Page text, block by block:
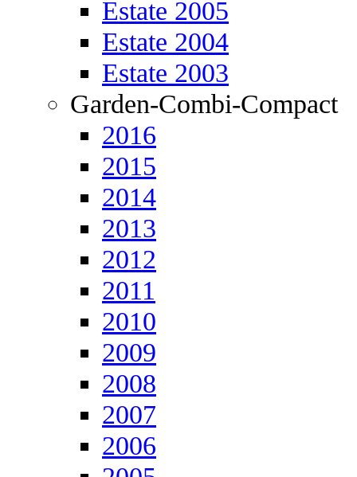
Estate 2005
Estate 2004
Estate 2003
Garden-Combi-Compact
2016
2015
2014
2013
2012
2011
2010
2009
2008
2007
2006